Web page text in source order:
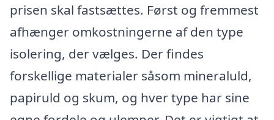
prisen skal fastsættes. Først og fremmest
afhænger omkostningerne af den type
isolering, der vælges. Der findes
forskellige materialer såsom mineraluld,
papiruld og skum, og hver type har sine